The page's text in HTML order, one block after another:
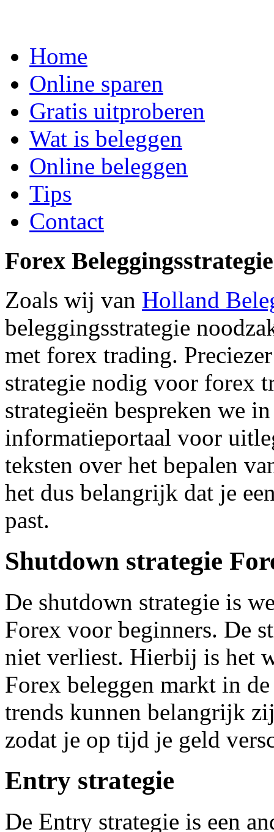
Home
Online sparen
Gratis uitproberen
Wat is beleggen
Online beleggen
Tips
Contact
Forex
Zoals wij van Holland
beleggingsstrategie
met forex trading.
strategie nodig voor forex
strategieën bespreken we
informatieportaal voor
teksten over het bepalen
het dus belangrijk dat je
past.
Shutdown strategie
De shutdown strategie is
Forex voor beginners. De
niet verliest. Hierbij is het
Forex beleggen markt in
trends kunnen belangrijk
zodat je op tijd je geld
Entry strategie
De Entry strategie is een